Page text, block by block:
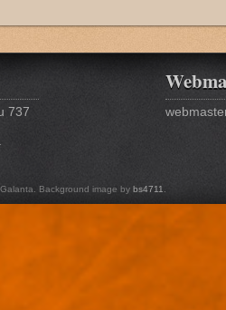
737
Background image by bs4711